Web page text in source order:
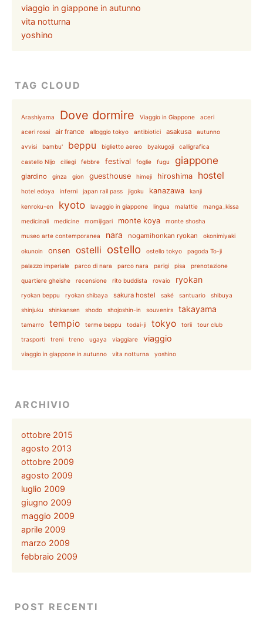
viaggio in giappone in autunno
vita notturna
yoshino
TAG CLOUD
Arashiyama Dove dormire Viaggio in Giappone aceri
aceri rossi air france alloggio tokyo antibiotici asakusa autunno
avvisi bambu' beppu biglietto aereo byakugoji calligrafica
castello Nijo ciliegi febbre festival foglie fugu giappone
giardino ginza gion guesthouse himeji hiroshima hostel
hotel edoya inferni japan rail pass jigoku kanazawa kanji
kenroku-en kyoto lavaggio in giappone lingua malattie manga_kissa
medicinali medicine momijigari monte koya monte shosha
museo arte contemporanea nara nogamihonkan ryokan okonimiyaki
okunoin onsen ostelli ostello ostello tokyo pagoda To-ji
palazzo imperiale parco di nara parco nara parigi pisa prenotazione
quartiere gheishe recensione rito buddista rovaio ryokan
ryokan beppu ryokan shibaya sakura hostel saké santuario shibuya
shinjuku shinkansen shodo shojoshin-in souvenirs takayama
tamarro tempio terme beppu todai-ji tokyo torii tour club
trasporti treni treno ugaya viaggiare viaggio
viaggio in giappone in autunno vita notturna yoshino
ARCHIVIO
ottobre 2015
agosto 2013
ottobre 2009
agosto 2009
luglio 2009
giugno 2009
maggio 2009
aprile 2009
marzo 2009
febbraio 2009
POST RECENTI